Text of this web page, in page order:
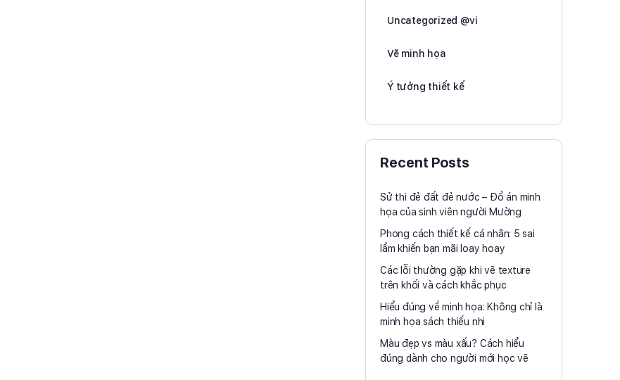
Uncategorized @vi
Vẽ minh họa
Ý tưởng thiết kế
Recent Posts
Sử thi đẻ đất đẻ nước – Đồ án minh
họa của sinh viên người Mường
Phong cách thiết kế cá nhân: 5 sai
lầm khiến bạn mãi loay hoay
Các lỗi thường gặp khi vẽ texture
trên khối và cách khắc phục
Hiểu đúng về minh họa: Không chỉ là
minh họa sách thiếu nhi
Màu đẹp vs màu xấu? Cách hiểu
đúng dành cho người mới học vẽ